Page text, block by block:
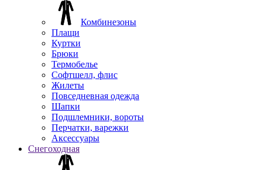
Комбинезоны
Плащи
Куртки
Брюки
Термобелье
Софтшелл, флис
Жилеты
Повседневная одежда
Шапки
Подшлемники, вороты
Перчатки, варежки
Аксессуары
Снегоходная